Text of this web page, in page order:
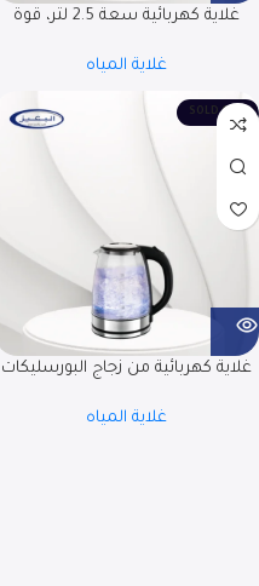
غلاية كهربائية سعة 2.5 لتر، قوة
غلاية المياه
SOLD OUT
غلاية كهربائية من زجاج البورسليكات
غلاية المياه